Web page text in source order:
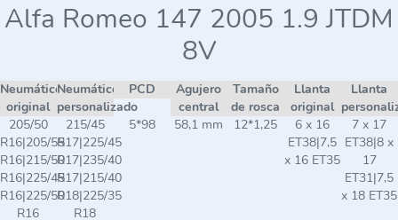
Alfa Romeo 147 2005 1.9 JTDM
8V
Neumático
original
Neumático
personalizado
PCD
Agujero
central
Tamaño
de rosca
Llanta
original
Llanta
205/50
R16|205/55
R16|215/50
R16|225/45
R16|225/50
R16
215/45
R17|225/45
R17|235/40
R17|215/40
R18|225/35
R18
5*98 58,1 mm 12*1,25
6 x 16
ET38|7,5
x 16 ET35
7 x 17
ET38|8 x
17
ET31|7,5
x 18 ET35